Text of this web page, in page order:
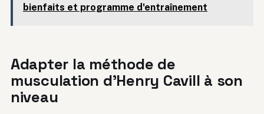
bienfaits et programme d'entraînement
Adapter la méthode de
musculation d’Henry Cavill à son
niveau